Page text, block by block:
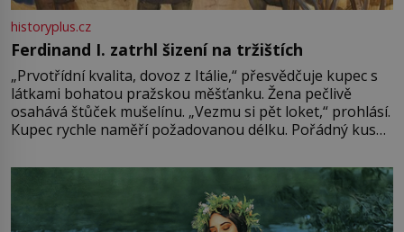
historyplus.cz
Ferdinand I. zatrhl šizení na tržištích
„Prvotřídní kvalita, dovoz z Itálie,“ přesvědčuje kupec s
látkami bohatou pražskou měšťanku. Žena pečlivě
osahává štůček mušelínu. „Vezmu si pět loket,“ prohlásí.
Kupec rychle naměří požadovanou délku. Pořádný kus
milostpaní. Stačí jenom na sukni,“ zhodnotí švadlena
množství růžového mušelínu. „Ošidili vás, podívejte.“
Vezme do ruky dřevěnou